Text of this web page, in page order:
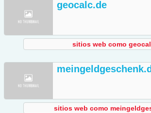
geocalc.de
sitios web como
meingeldgeschenk.d
sitios web como